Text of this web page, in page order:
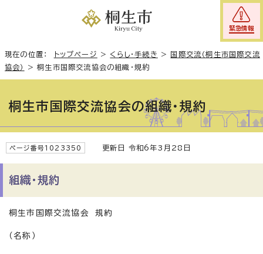
緊急情報
現在の位置： トップページ > くらし・手続き >
国際交流（桐生市国際交流
協会）
>桐生市国際交流協会の組織・規約
桐生市国際交流協会の組織・規約
ページ番号1023350 更新日 令和6年3月28日
組織・規約
桐生市国際交流協会 規約
（名称）